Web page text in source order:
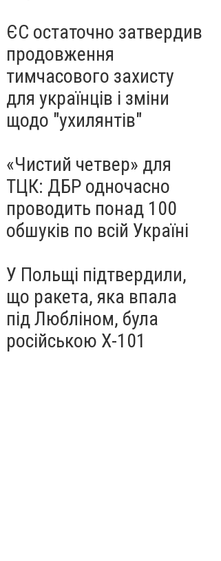
ЄС остаточно затвердив
продовження
тимчасового захисту
для українців і зміни
щодо "ухилянтів"
«Чистий четвер» для
ТЦК: ДБР одночасно
проводить понад 100
обшуків по всій Україні
У Польщі підтвердили,
що ракета, яка впала
під Любліном, була
російською Х-101